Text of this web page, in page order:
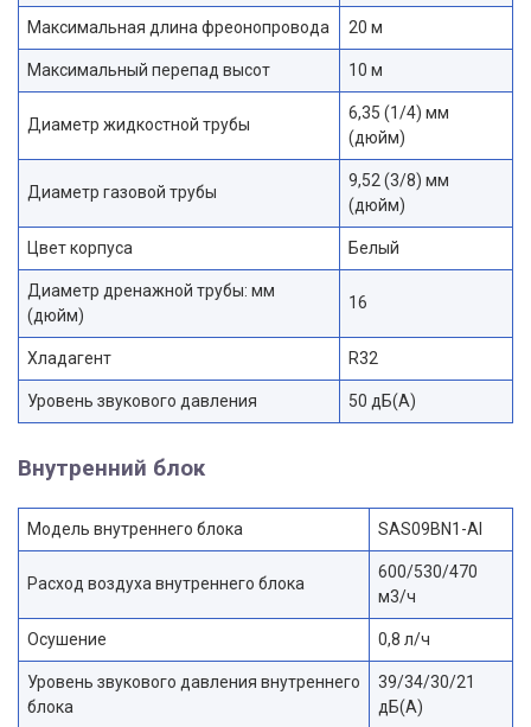
Максимальная длина фреонопровода 20 м
Максимальный перепад высот 10 м
Диаметр жидкостной трубы
6,35 (1/4) мм
(дюйм)
Диаметр газовой трубы
9,52 (3/8) мм
(дюйм)
Цвет корпуса Белый
Диаметр дренажной трубы: мм
(дюйм)
16
Хладагент R32
Уровень звукового давления 50 дБ(А)
Внутренний блок
Модель внутреннего блока SAS09BN1-AI
Расход воздуха внутреннего блока
600/530/470
м3/ч
Осушение 0,8 л/ч
Уровень звукового давления внутреннего
блока
39/34/30/21
дБ(А)